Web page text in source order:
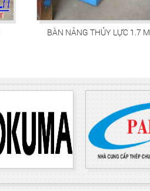
BÀN NÂNG THỦY LỰC 1.7 M